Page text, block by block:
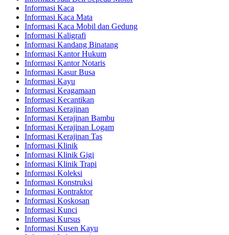
Informasi Kaca
Informasi Kaca Mata
Informasi Kaca Mobil dan Gedung
Informasi Kaligrafi
Informasi Kandang Binatang
Informasi Kantor Hukum
Informasi Kantor Notaris
Informasi Kasur Busa
Informasi Kayu
Informasi Keagamaan
Informasi Kecantikan
Informasi Kerajinan
Informasi Kerajinan Bambu
Informasi Kerajinan Logam
Informasi Kerajinan Tas
Informasi Klinik
Informasi Klinik Gigi
Informasi Klinik Trapi
Informasi Koleksi
Informasi Konstruksi
Informasi Kontraktor
Informasi Koskosan
Informasi Kunci
Informasi Kursus
Informasi Kusen Kayu